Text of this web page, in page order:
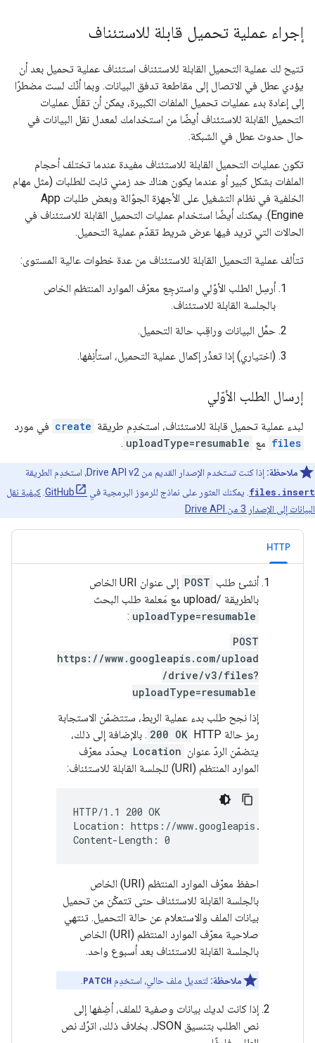
إجراء عملية تحميل قابلة للاستئناف
تتيح لك عملية التحميل القابلة للاستئناف استئناف عملية تحميل بعد أن
يؤدي عطل في الاتصال إلى مقاطعة تدفق البيانات. وبما أنّك لست مضطرًا
إلى إعادة بدء عمليات تحميل الملفات الكبيرة، يمكن أن تقلّل عمليات
التحميل القابلة للاستئناف أيضًا من استخدامك لمعدل نقل البيانات في
حال حدوث عطل في الشبكة.
تكون عمليات التحميل القابلة للاستئناف مفيدة عندما تختلف أحجام
الملفات بشكل كبير أو عندما يكون هناك حد زمني ثابت للطلبات (مثل مهام
الخلفية في نظام التشغيل على الأجهزة الجوّالة وبعض طلبات App
Engine). يمكنك أيضًا استخدام عمليات التحميل القابلة للاستئناف في
الحالات التي تريد فيها عرض شريط تقدّم عملية التحميل.
تتألف عملية التحميل القابلة للاستئناف من عدة خطوات عالية المستوى:
أرسِل الطلب الأوّلي واسترجِع معرّف الموارد المنتظم الخاص
بالجلسة القابلة للاستئناف.
حمِّل البيانات وراقِب حالة التحميل.
(اختياري) إذا تعذّر إكمال عملية التحميل، استأنِفها.
إرسال الطلب الأوّلي
لبدء عملية تحميل قابلة للاستئناف، استخدِم طريقة create في مورد
files مع uploadType=resumable
.
ملاحظة: إذا كنت تستخدم الإصدار القديم من Drive API v2، استخدِم الطريقة
files.insert . يمكنك العثور على نماذج للرموز البرمجية في GitHub كيفية نقل
البيانات إلى الإصدار 3 من Drive API
HTTP
أنشئ طلب POST
إلى عنوان URI الخاص
بالطريقة /upload مع مَعلمة طلب البحث
uploadType=resumable
:
POST
https://www.googleapis.com/upload
/drive/v3/files?
uploadType=resumable
إذا نجح طلب بدء عملية الربط، ستتضمّن الاستجابة
رمز حالة HTTP‏
200 OK . بالإضافة إلى ذلك،
يتضمّن الردّ عنوان Location يحدّد معرّف
الموارد المنتظم (URI) للجلسة القابلة للاستئناف:
HTTP/1.1 200 OK
Location: https://www.googleapis.com/
احفظ معرّف الموارد المنتظم (URI) الخاص
بالجلسة القابلة للاستئناف حتى تتمكّن من تحميل
بيانات الملف والاستعلام عن حالة التحميل. تنتهي
صلاحية معرّف الموارد المنتظم (URI) الخاص
بالجلسة القابلة للاستئناف بعد أسبوع واحد.
ملاحظة: لتعديل ملف حالي، استخدِم PATCH
إذا كانت لديك بيانات وصفية للملف، أضِفها إلى
نص الطلب بتنسيق JSON. بخلاف ذلك، اترُك نص